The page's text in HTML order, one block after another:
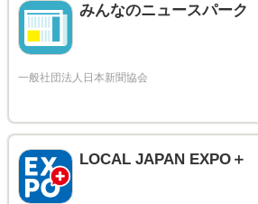
みんなのニュースパーク
LOCAL JAPAN EXPO＋